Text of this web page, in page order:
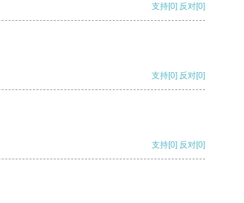
支持[0] 反对[0]
支持[0] 反对[0]
支持[0] 反对[0]